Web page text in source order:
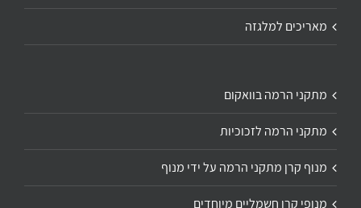
מאריכים למלגזה
מתקני הרמה בוואקום
מתקני הרמה לזכוכיות
מנוף קרן מתקני הרמה על ידי מנוף
מנופי קרן חשמליים מיוחדים